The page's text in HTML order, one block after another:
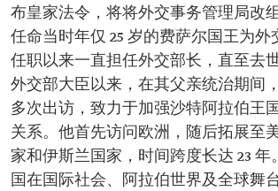
布皇家法令，将将外交事务管理局改
任命当时年仅 25 岁的费萨尔国王为外
任职以来一直担任外交部长，直至去
外交部大臣以来，在其父亲统治期间
多次出访，致力于加强沙特阿拉伯王
关系。他首先访问欧洲，随后拓展至
家和伊斯兰国家，时间跨度长达 23
国在国际社会、阿拉伯世界及全球舞